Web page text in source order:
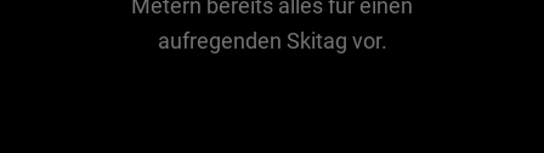
aufregenden Skitag vor.